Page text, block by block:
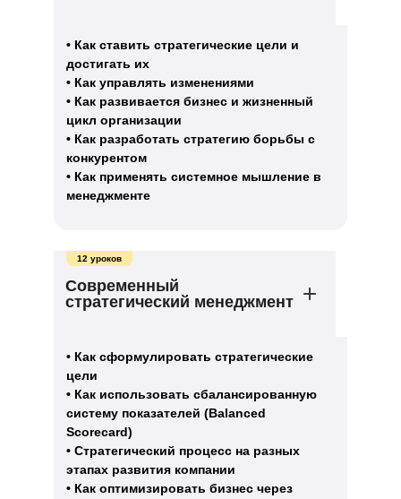
• Как ставить стратегические цели и
достигать их
• Как управлять изменениями
• Как развивается бизнес и жизненный
цикл организации
• Как разработать стратегию борьбы с
конкурентом
• Как применять системное мышление в
менеджменте
Современный
стратегический менеджмент
12 уроков
• Как сформулировать стратегические
цели
• Как использовать сбалансированную
систему показателей (Balanced
Scorecard)
• Стратегический процесс на разных
этапах развития компании
• Как оптимизировать бизнес через